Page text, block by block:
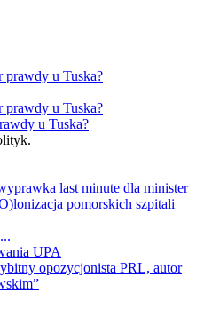
u Tuska?
last minute dla minister
pomorskich szpitali
UPA
opozycjonista PRL, autor